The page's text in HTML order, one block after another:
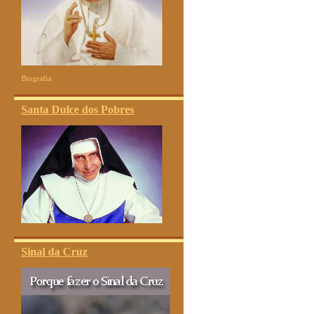
Biografia
Santa Dulce dos Pobres
Sinal da Cruz